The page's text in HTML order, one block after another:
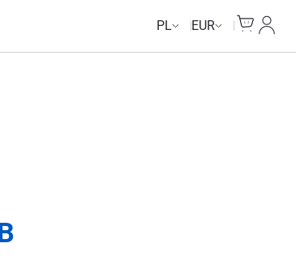
PL EUR
Moje